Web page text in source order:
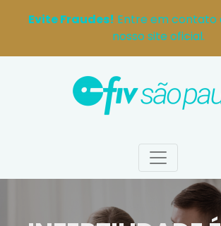
Evite Fraudes! Entre em contato
nosso site oficial.